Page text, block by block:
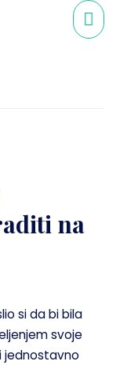
na
si da bi bila
svoje
jednostavno